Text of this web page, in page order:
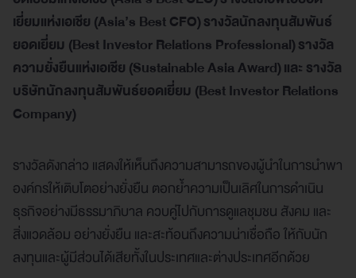
เยี่ยมแห่งเอเชีย (Asia’s Best CFO) รางวัลนักลงทุนสัมพันธ์
ยอดเยี่ยม (Best Investor Relations Professional) รางวัล
ความยั่งยืนแห่งเอเชีย (Sustainable Asia Award) และ รางวัล
บริษัทนักลงทุนสัมพันธ์ยอดเยี่ยม (Best Investor Relations
Company)
รางวัลดังกล่าว แสดงให้เห็นถึงความสามารถของผู้นำในการนำพา
องค์กรให้เติบโตอย่างยั่งยืน ตอกย้ำความเป็นเลิศในการดำเนิน
ธุรกิจอย่างมีธรรมาภิบาล ควบคู่ไปกับการดูแลชุมชน สังคม และ
สิ่งแวดล้อม อย่างยั่งยืน และสะท้อนถึงความน่าเชื่อถือ ให้กับนัก
ลงทุนและผู้มีส่วนได้เสียทั้งในประเทศและต่างประเทศอีกด้วย